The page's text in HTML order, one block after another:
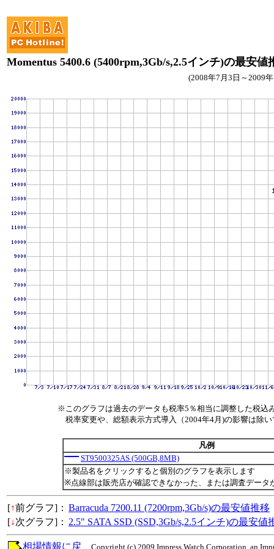
Momentus 5400.6 (5400rpm,3Gb/s,2.5インチ)の最安値
(2008年7月3日～2009
※このグラフは過去のデータも税率5％相当に調整した税込
税率変更や、総額表示方式導入（2004年4月)の影響は除い
凡例
ST9500325AS (500GB,8MB)
※製品名をクリックすると個別のグラフを表示します
※点線部は販売店が確認できなかった、または調査データ
[↑前グラフ]： Barracuda 7200.11 (7200rpm,3Gb/s)の最安値推移
[↓次グラフ]： 2.5" SATA SSD (SSD,3Gb/s,2.5インチ)の最安値
Copyright (c) 2009 Impress Watch Corporation, an
相場情報に戻